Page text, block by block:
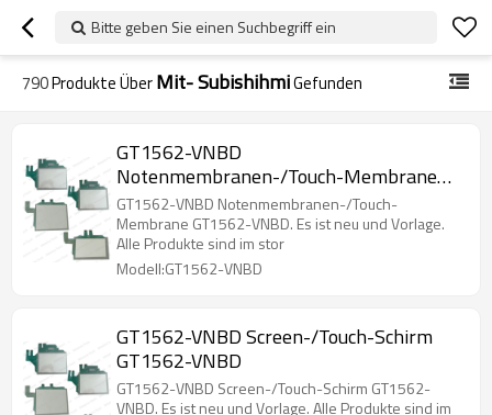
Bitte geben Sie einen Suchbegriff ein
790Produkte ÜberMit- SubishihmiGefunden
GT1562-VNBD
Notenmembranen-/Touch-Membrane
GT1562-VNBD
GT1562-VNBD Notenmembranen-/Touch-
Membrane GT1562-VNBD. Es ist neu und Vorlage.
Alle Produkte sind im stor
Modell:GT1562-VNBD
GT1562-VNBD Screen-/Touch-Schirm
GT1562-VNBD
GT1562-VNBD Screen-/Touch-Schirm GT1562-
VNBD. Es ist neu und Vorlage. Alle Produkte sind im